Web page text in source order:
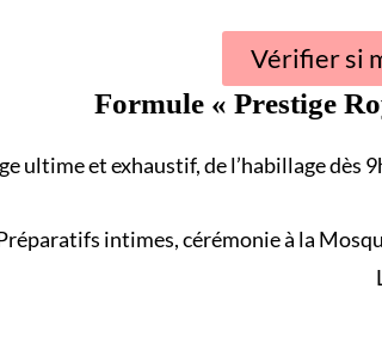
Vérifier si
Formule « Prestige
ultime et exhaustif, de l’habillage dès
intimes, cérémonie à la